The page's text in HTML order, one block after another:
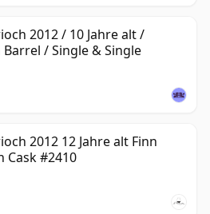
2012 / 10 Jahre alt /
/ Single & Single
2012 12 Jahre alt Finn
Cask #2410